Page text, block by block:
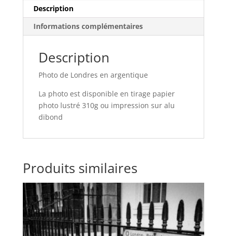
Description
Informations complémentaires
Description
Photo de Londres en argentique
La photo est disponible en tirage papier
photo lustré 310g ou impression sur alu
dibond
Produits similaires